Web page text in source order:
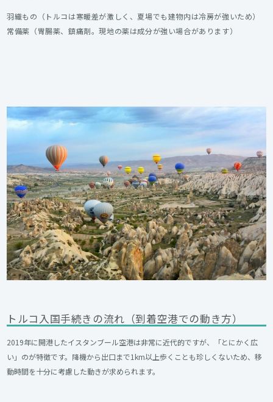
羽織もの（トルコは寒暖差が激しく、夏場でも建物内は冷房が強いため）
常備薬（胃腸薬、鎮痛剤。現地の薬は成分が強い場合があります）
トルコ入国手続きの流れ（到着空港での動き方）
2019年に開港したイスタンブール空港は非常に近代的ですが、「とにかく広
い」のが特徴です。降機から出口まで1km以上歩くことも珍しくないため、移
動時間を十分に考慮した動きが求められます。